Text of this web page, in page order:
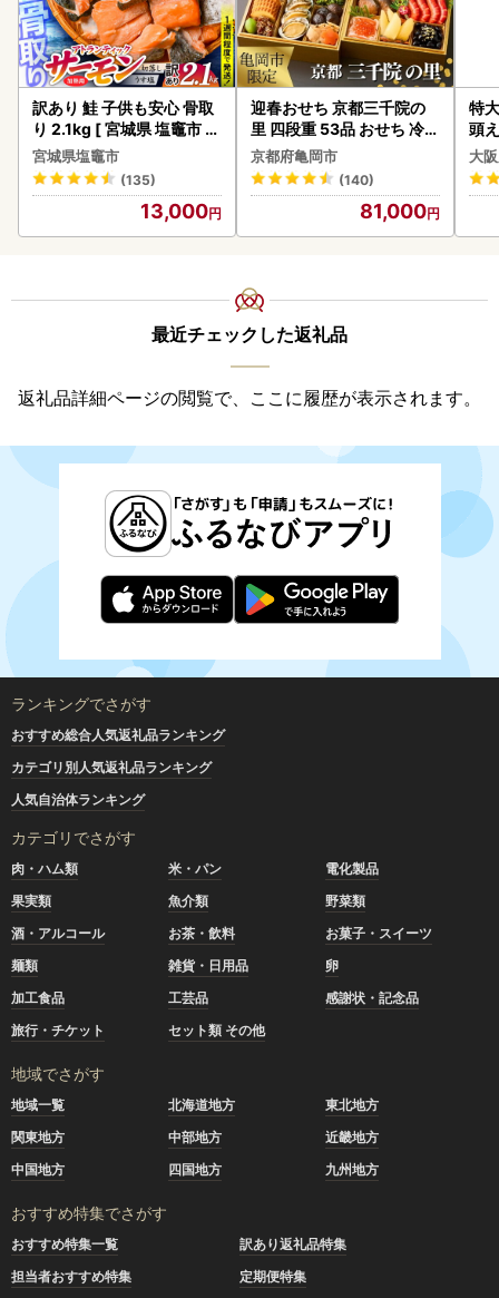
訳あり 鮭 子供も安心 骨取
り 2.1kg [ 宮城県 塩竈市 ]
鮭
宮城県塩竈市
(135)
13,000
迎春おせち 京都三千院の
里 四段重 53品 おせち 冷蔵
2027 先行予約
京都府亀岡市
(140)
81,000
特
頭
大
最近チェックした返礼品
返礼品詳細ページの閲覧で、ここに履歴が表示されます。
ランキングでさがす
おすすめ総合人気返礼品ランキング
カテゴリ別人気返礼品ランキング
人気自治体ランキング
カテゴリでさがす
肉・ハム類 米・パン
電化製品
果実類
魚介類
野菜類
酒・アルコール
お茶・飲料
お菓子・スイーツ
麺類
雑貨・日用品
卵
加工食品
工芸品
感謝状・記念品
旅行・チケット
セット類 その他
地域でさがす
地域一覧 北海道地方
東北地方
関東地方
中部地方
近畿地方
中国地方
四国地方 九州地方
おすすめ特集でさがす
おすすめ特集一覧
訳あり返礼品特集
担当者おすすめ特集
定期便特集